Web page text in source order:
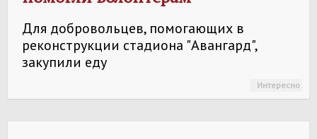
Для добровольцев, помогающих в
реконструкции стадиона "Авангард",
закупили еду
Интересно